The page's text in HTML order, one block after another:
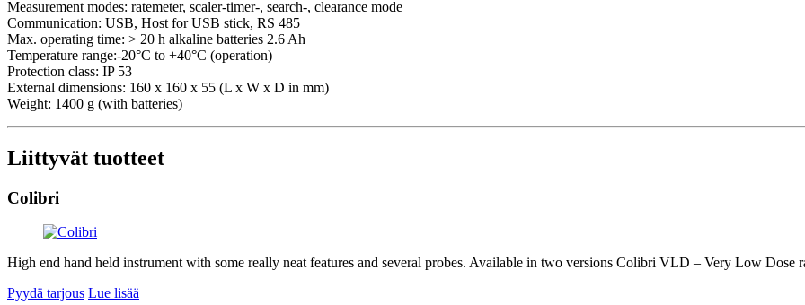
Measurement modes: ratemeter, scaler-timer-, search-, clearance mode
Communication: USB, Host for USB stick, RS 485
Max. operating time: > 20 h alkaline batteries 2.6 Ah
Temperature range:-20°C to +40°C (operation)
Protection class: IP 53
External dimensions: 160 x 160 x 55 (L x W x D in mm)
Weight: 1400 g (with batteries)
Liittyvät tuotteet
Colibri
High end hand held instrument with some really neat features and several probes. Available in two versions Colibri VLD – Very Low Dose
Pyydä tarjous Lue lisää